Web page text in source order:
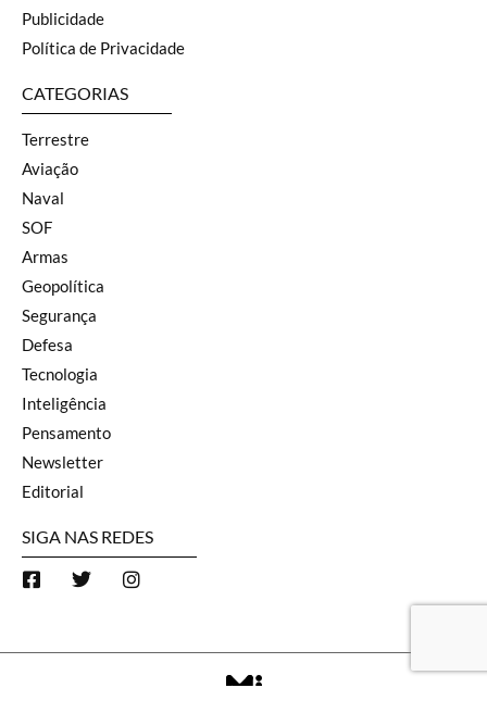
Publicidade
Política de Privacidade
CATEGORIAS
Terrestre
Aviação
Naval
SOF
Armas
Geopolítica
Segurança
Defesa
Tecnologia
Inteligência
Pensamento
Newsletter
Editorial
SIGA NAS REDES